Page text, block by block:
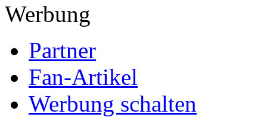
Werbung
Partner
Fan-Artikel
Werbung schalten